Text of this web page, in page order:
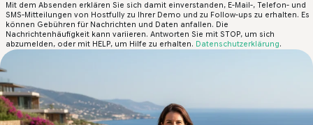
Mit dem Absenden erklären Sie sich damit einverstanden, E-Mail-, Telefon- und
SMS-Mitteilungen von Hostfully zu Ihrer Demo und zu Follow-ups zu erhalten. Es
können Gebühren für Nachrichten und Daten anfallen. Die
Nachrichtenhäufigkeit kann variieren. Antworten Sie mit STOP, um sich
abzumelden, oder mit HELP, um Hilfe zu erhalten. Datenschutzerklärung.